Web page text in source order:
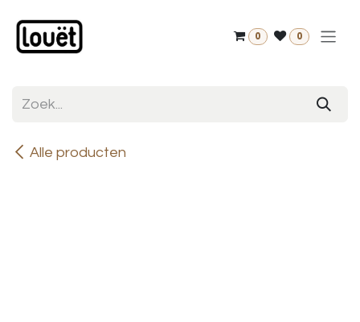
0 0
Alle producten